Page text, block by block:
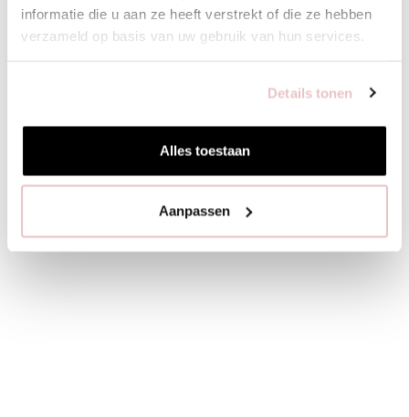
informatie die u aan ze heeft verstrekt of die ze hebben
verzameld op basis van uw gebruik van hun services.
Details tonen
Alles toestaan
Aanpassen